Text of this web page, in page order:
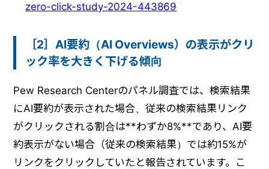
zero-click-study-2024-443869
［2］AI要約（AI Overviews）の表示がクリ
ック率を大きく下げる傾向
Pew Research Centerのパネル調査では、検索結果
にAI要約が表示された場合、従来の検索結果リンク
がクリックされる割合は**わずか8%**であり、AI要
約表示がない場合（従来の検索結果）では約15%が
リンクをクリックしていたと報告されています。こ